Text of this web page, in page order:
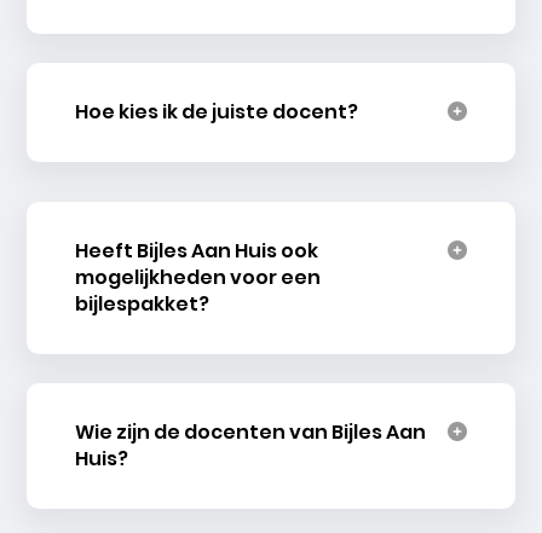
Hoe kies ik de juiste docent?
Heeft Bijles Aan Huis ook
mogelijkheden voor een
bijlespakket?
Wie zijn de docenten van Bijles Aan
Huis?